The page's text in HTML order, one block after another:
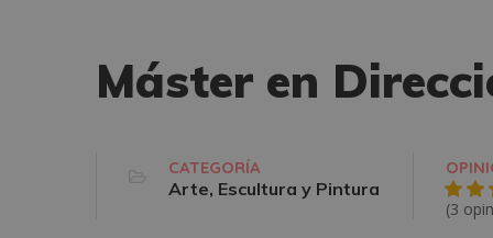
Máster en
CATEGORÍA
Arte, Escultura y Pintura
(3